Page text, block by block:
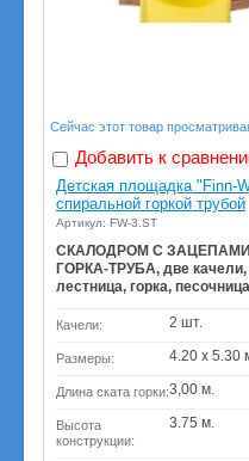
Сейчас этот товар
Добавить к
Детская площадка "Finn-
спиральной горкой трубой
Артикул: FW-3.ST
СКАЛОДРОМ С
ГОРКА-ТРУБА, две качели,
лестница, горка,
Качели: 2 шт.
Размеры: 4.20 х 5.30
Длина ската горки:3,00 м.
Высота
конструкции:
3.75 м.